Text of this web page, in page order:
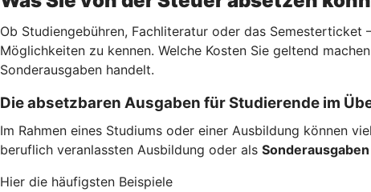
Ob Studiengebühren, Fachliteratur oder das
Möglichkeiten zu kennen. Welche Kosten Sie geltend
Sonderausgaben handelt.
Die absetzbaren Ausgaben für Studierende im
Im Rahmen eines Studiums oder einer Ausbildung können
beruflich veranlassten Ausbildung oder als Sonderausgaben
Hier die häufigsten Beispiele